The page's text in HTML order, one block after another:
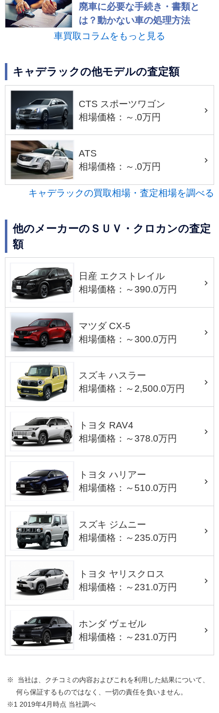
廃車に必要な手続き・書類と
は？動かない車の処理方法
車買取コラムをもっと見る
キャデラックの他モデルの査定額
CTS スポーツワゴン
相場価格：～.0万円
ATS
相場価格：～.0万円
キャデラックの買取相場・査定相場を調べる
他のメーカーのＳＵＶ・クロカンの査定
額
日産 エクストレイル
相場価格：～390.0万円
マツダ CX-5
相場価格：～300.0万円
スズキ ハスラー
相場価格：～2,500.0万円
トヨタ RAV4
相場価格：～378.0万円
トヨタ ハリアー
相場価格：～510.0万円
スズキ ジムニー
相場価格：～235.0万円
トヨタ ヤリスクロス
相場価格：～231.0万円
ホンダ ヴェゼル
相場価格：～231.0万円
※ 当社は、クチコミの内容およびこれを利用した結果について、
何ら保証するものではなく、一切の責任を負いません。
※1 2019年4月時点 当社調べ